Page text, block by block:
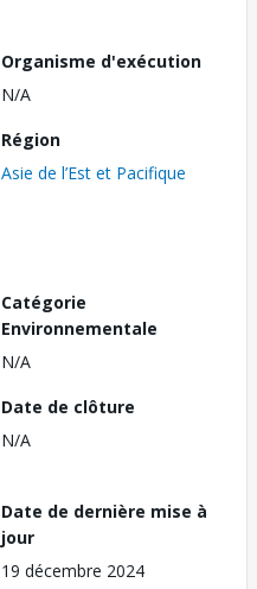
Organisme d'exécution
N/A
Région
Asie de l’Est et Pacifique
Catégorie
Environnementale
N/A
Date de clôture
N/A
Date de dernière mise à
jour
19 décembre 2024